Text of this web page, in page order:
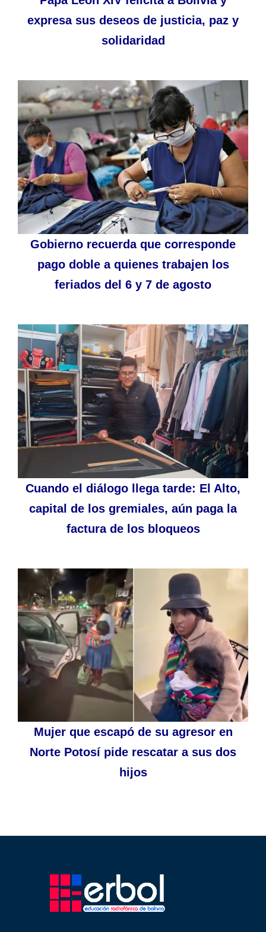
expresa sus deseos de justicia, paz y
solidaridad
Gobierno recuerda que corresponde
pago doble a quienes trabajen los
feriados del 6 y 7 de agosto
Cuando el diálogo llega tarde: El Alto,
capital de los gremiales, aún paga la
factura de los bloqueos
Mujer que escapó de su agresor en
Norte Potosí pide rescatar a sus dos
hijos